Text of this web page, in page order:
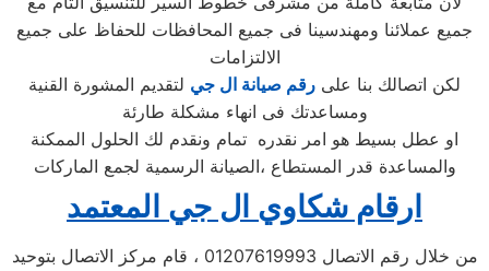
جميع عملائنا ومهندسينا فى جميع المحافظات للحفاظ على جميع
الالتزامات
لكن اتصالك بنا على رقم صيانة ال جي لتقديم المشورة القنية
ومساعدتك فى انهاء مشكلة طارئة
او عطل بسيط هو امر نقدره تمام ونقدم لك الحلول الممكنة
والمساعدة قدر المستطاع ،الصيانة الرسمية لجمع الماركات
ارقام شكاوي ال جي المعتمد
من خلال رقم الاتصال 01207619993 ، قام مركز الاتصال بتوحيد